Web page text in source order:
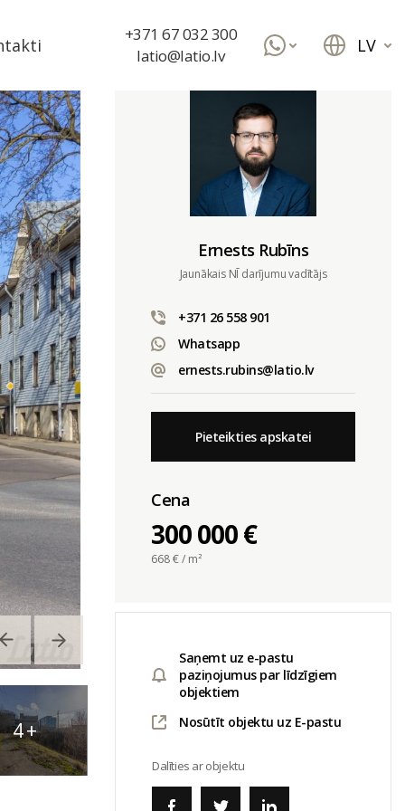
+371 67 032 300
latio@latio.lv
LV
4+
Ernests Rubīns
Jaunākais NĪ darījumu vadītājs
+371 26 558 901
Whatsapp
ernests.rubins@latio.lv
Pieteikties apskatei
Cena
300 000 €
668€ / m²
Saņemt uz e-pastu
paziņojumus par līdzīgiem
objektiem
Nosūtīt objektu uz E-pastu
Dalīties ar objektu